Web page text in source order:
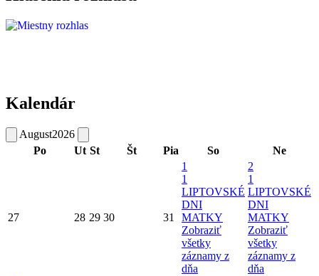
Kalendár
August2026
Po
Ut St Št Pia So Ne
27 28 29 30 31
1
1
LIPTOVSKÉ
DNI
MATKY
Zobraziť
všetky
záznamy z
dňa
2
1
LIPTOVSKÉ
DNI
MATKY
Zobraziť
všetky
záznamy z
dňa